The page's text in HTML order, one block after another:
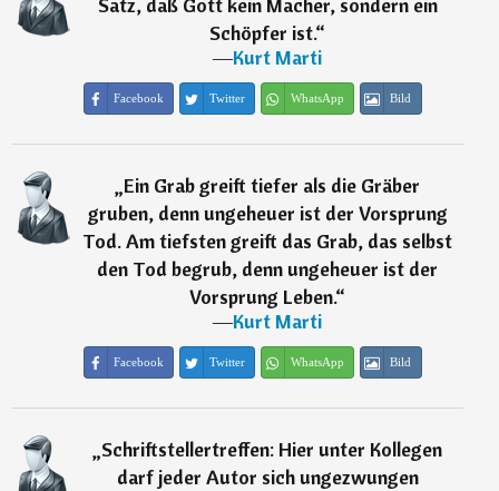
Schöpfer ist.“
―Kurt Marti
Facebook Twitter WhatsApp Bild
„Ein Grab greift tiefer als die Gräber
gruben, denn ungeheuer ist der Vorsprung
Tod. Am tiefsten greift das Grab, das selbst
den Tod begrub, denn ungeheuer ist der
Vorsprung Leben.“
―Kurt Marti
Facebook Twitter WhatsApp Bild
„Schriftstellertreffen: Hier unter Kollegen
darf jeder Autor sich ungezwungen